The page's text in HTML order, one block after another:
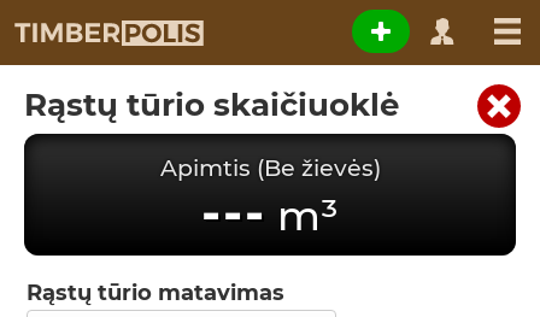
Rąstų tūrio skaičiuoklė
Apimtis (Be žievės)
--- m³
Rąstų tūrio matavimas